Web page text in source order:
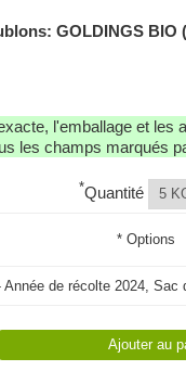
GOLDINGS BIO
l'emballage et les
les champs marqués
*Quantité
* Options
de récolte 2024, Sac